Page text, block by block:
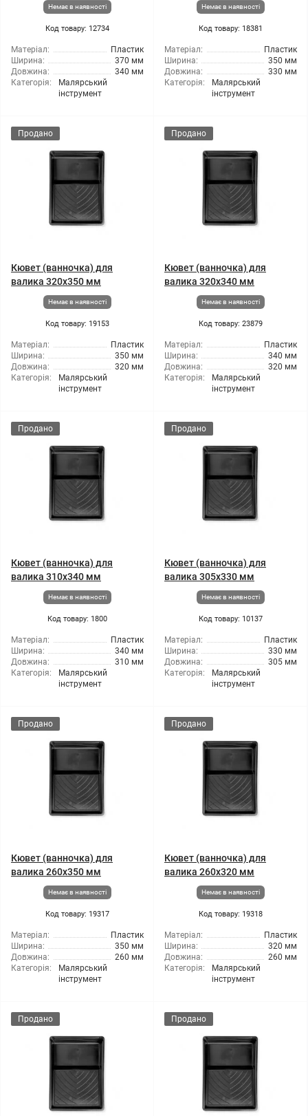
Немає в наявності
Код товару: 12734
Матеріал:
Пластик
Ширина:
370 мм
Довжина:
340 мм
Категорія:
Малярський
інструмент
Немає в наявності
Код товару: 18381
Матеріал:
Пластик
Ширина:
350 мм
Довжина:
330 мм
Категорія:
Малярський
інструмент
Продано
Кювет (ванночка) для
валика 320x350 мм
Немає в наявності
Код товару: 19153
Матеріал:
Пластик
Ширина:
350 мм
Довжина:
320 мм
Категорія:
Малярський
інструмент
Продано
Кювет (ванночка) для
валика 320x340 мм
Немає в наявності
Код товару: 23879
Матеріал:
Пластик
Ширина:
340 мм
Довжина:
320 мм
Категорія:
Малярський
інструмент
Продано
Кювет (ванночка) для
валика 310x340 мм
Немає в наявності
Код товару: 1800
Матеріал:
Пластик
Ширина:
340 мм
Довжина:
310 мм
Категорія:
Малярський
інструмент
Продано
Кювет (ванночка) для
валика 305х330 мм
Немає в наявності
Код товару: 10137
Матеріал:
Пластик
Ширина:
330 мм
Довжина:
305 мм
Категорія:
Малярський
інструмент
Продано
Кювет (ванночка) для
валика 260x350 мм
Немає в наявності
Код товару: 19317
Матеріал:
Пластик
Ширина:
350 мм
Довжина:
260 мм
Категорія:
Малярський
інструмент
Продано
Кювет (ванночка) для
валика 260x320 мм
Немає в наявності
Код товару: 19318
Матеріал:
Пластик
Ширина:
320 мм
Довжина:
260 мм
Категорія:
Малярський
інструмент
Продано Продано